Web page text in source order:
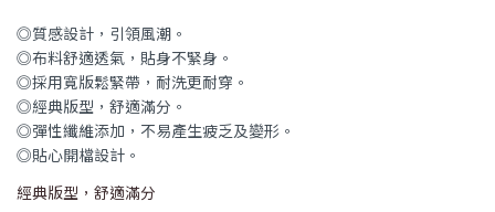
◎質感設計，引領風潮。
◎布料舒適透氣，貼身不緊身。
◎採用寬版鬆緊帶，耐洗更耐穿。
◎經典版型，舒適滿分。
◎彈性纖維添加，不易產生疲乏及變形。
◎貼心開檔設計。
經典版型，舒適滿分